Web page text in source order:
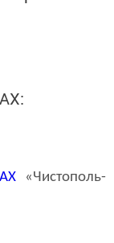
«Чистополь-